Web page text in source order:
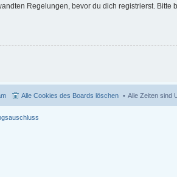
Regelungen, bevor du dich registrierst. Bitte
Alle Zeiten sind
Alle Cookies des Boards löschen